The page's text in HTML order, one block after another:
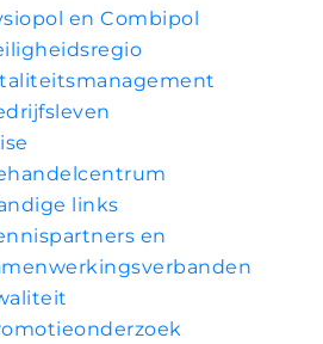
en Combipol
links
en